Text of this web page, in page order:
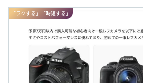
「ラクする」「時短する」